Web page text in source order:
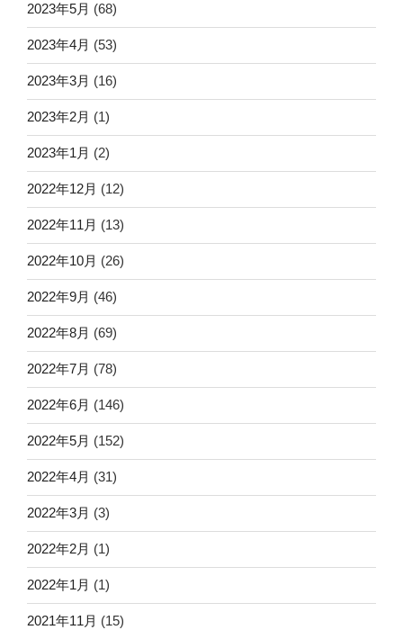
2023年5月 (68)
2023年4月 (53)
2023年3月 (16)
2023年2月 (1)
2023年1月 (2)
2022年12月 (12)
2022年11月 (13)
2022年10月 (26)
2022年9月 (46)
2022年8月 (69)
2022年7月 (78)
2022年6月 (146)
2022年5月 (152)
2022年4月 (31)
2022年3月 (3)
2022年2月 (1)
2022年1月 (1)
2021年11月 (15)